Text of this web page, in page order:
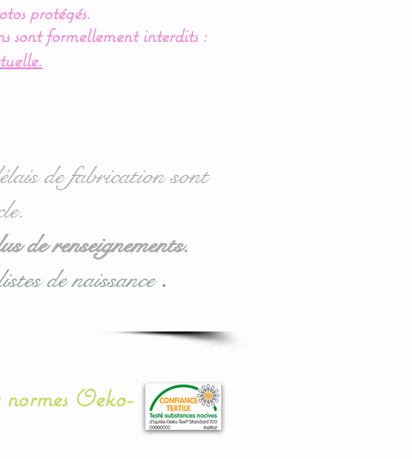
protégés.
sont formellement interdits :
de fabrication sont
de renseignements.
de naissance.
normes Oeko-